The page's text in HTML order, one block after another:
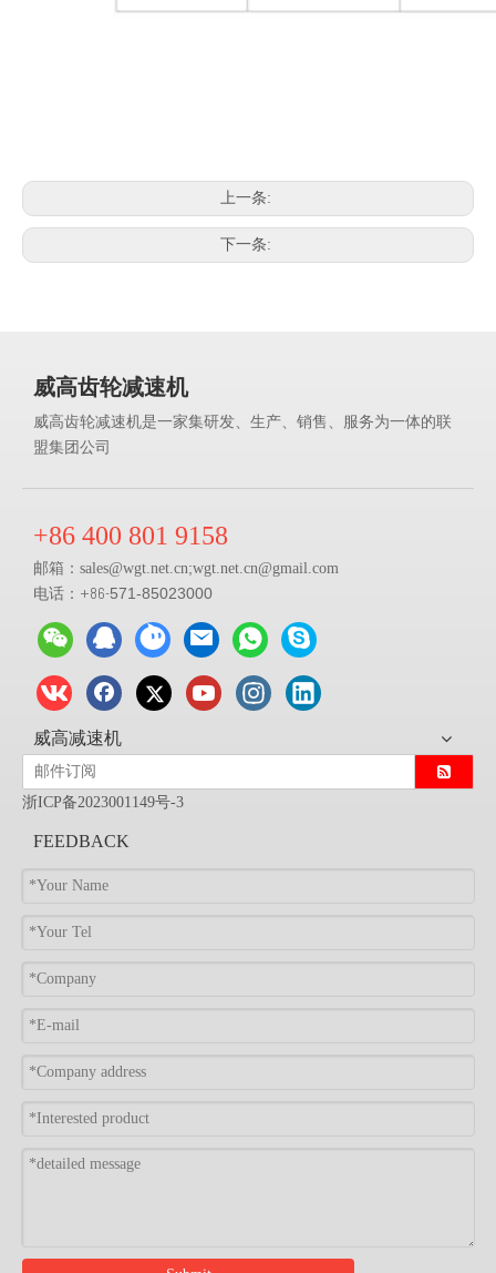
上一条:
下一条:
威高齿轮减速机
威高齿轮减速机是一家集研发、生产、销售、服务为一体的联
盟集团公司
+86 400 801 9158
邮箱： sales@wgt.net.cn;wgt.net.cn@gmail.com
电话：+86-571-85023000
威高减速机
浙ICP备2023001149号-3
FEEDBACK